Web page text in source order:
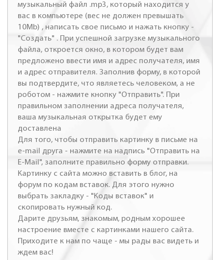
музыкальный файл .mp3, который находится у
вас в компьютере (вес не должен превышать
10Mb) , написать свое письмо и нажать кнопку -
"Создать" . При успешной загрузке музыкального
файла, откроется окно, в котором будет вам
предложено ввести имя и адрес получателя, имя
и адрес отправителя. Заполнив форму, в которой
вы подтвердите, что являетесь человеком, а не
роботом - нажмите кнопку "Отправить". При
правильном заполнении адреса получателя,
ваша музыкальная открытка будет ему
доставлена
Для того, чтобы отправить картинку в письме на
e-mail друга - нажмите на надпись "Отправить на
E-Mail", заполните правильно форму отправки.
Картинку с сайта можно вставить в блог, на
форум по кодам вставок. Для этого нужно
выбрать закладку - "Коды вставок" и
скопировать нужный код.
Дарите друзьям, знакомым, родным хорошее
настроение вместе с картинками нашего сайта.
Приходите к нам по чаще - мы рады вас видеть и
ждем вас!